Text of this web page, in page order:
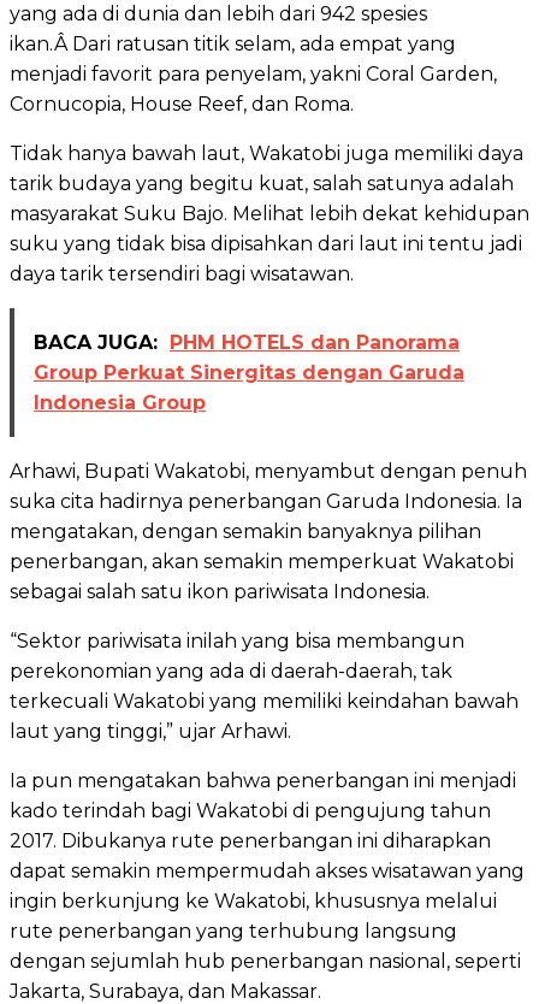
yang ada di dunia dan lebih dari 942 spesies
ikan.Â Dari ratusan titik selam, ada empat yang
menjadi favorit para penyelam, yakni Coral Garden,
Cornucopia, House Reef, dan Roma.
Tidak hanya bawah laut, Wakatobi juga memiliki daya
tarik budaya yang begitu kuat, salah satunya adalah
masyarakat Suku Bajo. Melihat lebih dekat kehidupan
suku yang tidak bisa dipisahkan dari laut ini tentu jadi
daya tarik tersendiri bagi wisatawan.
BACA JUGA: PHM HOTELS dan Panorama
Group Perkuat Sinergitas dengan Garuda
Indonesia Group
Arhawi, Bupati Wakatobi, menyambut dengan penuh
suka cita hadirnya penerbangan Garuda Indonesia. Ia
mengatakan, dengan semakin banyaknya pilihan
penerbangan, akan semakin memperkuat Wakatobi
sebagai salah satu ikon pariwisata Indonesia.
“Sektor pariwisata inilah yang bisa membangun
perekonomian yang ada di daerah-daerah, tak
terkecuali Wakatobi yang memiliki keindahan bawah
laut yang tinggi,” ujar Arhawi.
Ia pun mengatakan bahwa penerbangan ini menjadi
kado terindah bagi Wakatobi di pengujung tahun
2017. Dibukanya rute penerbangan ini diharapkan
dapat semakin mempermudah akses wisatawan yang
ingin berkunjung ke Wakatobi, khususnya melalui
rute penerbangan yang terhubung langsung
dengan sejumlah hub penerbangan nasional, seperti
Jakarta, Surabaya, dan Makassar.